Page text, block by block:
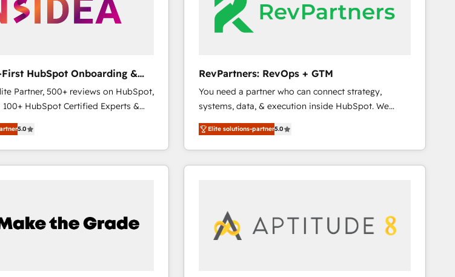
First HubSpot Onboarding &
Partner, 500+ reviews on HubSpot,
100+ HubSpot Certified Experts &
the team ★ 1,500+ implementations
★ AI-First, RevOps-led,
★ Company of the Year
in
built around your business,
5.0
RevPartners: RevOps + GTM
You need a partner who can connect strategy,
systems, data, & execution inside HubSpot. We
bridge the gap where most agencies fall short by
combining GTM strategy with technical execution to
solve the right problem with the right solution. As the
only firm in the world to hold Elite Partner
market execution. Why B2B Businesses Choose RP: -
Secure: Soc2 compliant 🛡️ - Pricing: Implementations
Elite solutions-partner5.0